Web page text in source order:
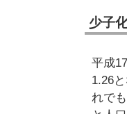
少子
平成
1.26
れで